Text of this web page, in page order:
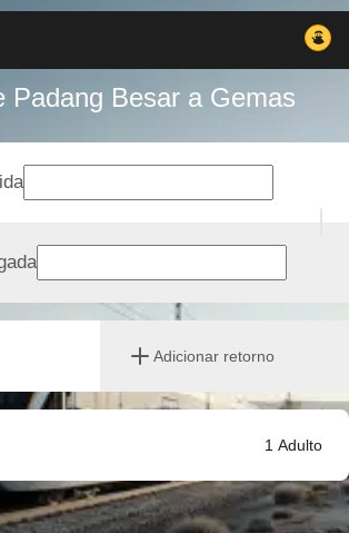
Padang Besar a Gemas
Adicionar retorno
1 Adulto